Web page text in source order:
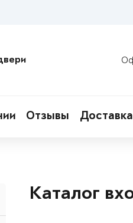
Отзывы
Каталог